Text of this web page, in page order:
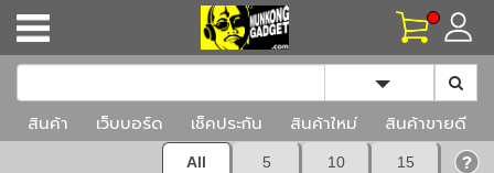
Toggle
สินค้า เว็บบอร์ด เช็คประกัน สินค้าใหม่ สินค้าขายดี
All 5 10 15